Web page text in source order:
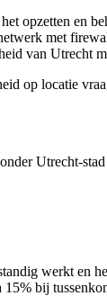
opzetten
met
van Utrecht
op locatie
Utrecht-
werkt
bij